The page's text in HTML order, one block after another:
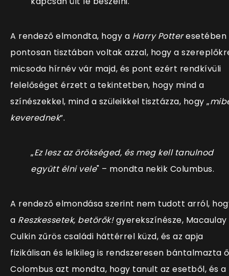
A rendező elmondta, hogy a Harry Potteresetében
pontosan tisztában voltak azzal, hogy a
micsoda hírnév vár majd, és pont ezért rendkívüli
felelőséget érzett a tekintetben, hogy mind a
színészekkel, mind a szüleikkel tisztázza, hogy „
keverednek”.
„Ez lesz az örökséged, és meg kell tanulnod
együtt élni vele" – mondta nekik Columbus.
A rendező elmondása szerint nem tudott arról,
a Reszkessetek, betörők!gyerekszínésze, Macaulay
Culkin zűrös családi háttérrel küzd, és az apja
fizikálisan és lelkileg is rendszeresen bántalmazta
Colombus azt mondta, hogy tanult az esetből, és a